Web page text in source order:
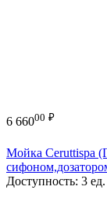
6 66000 ₽
Мойка Ceruttispa
Доступность: 3 ед.